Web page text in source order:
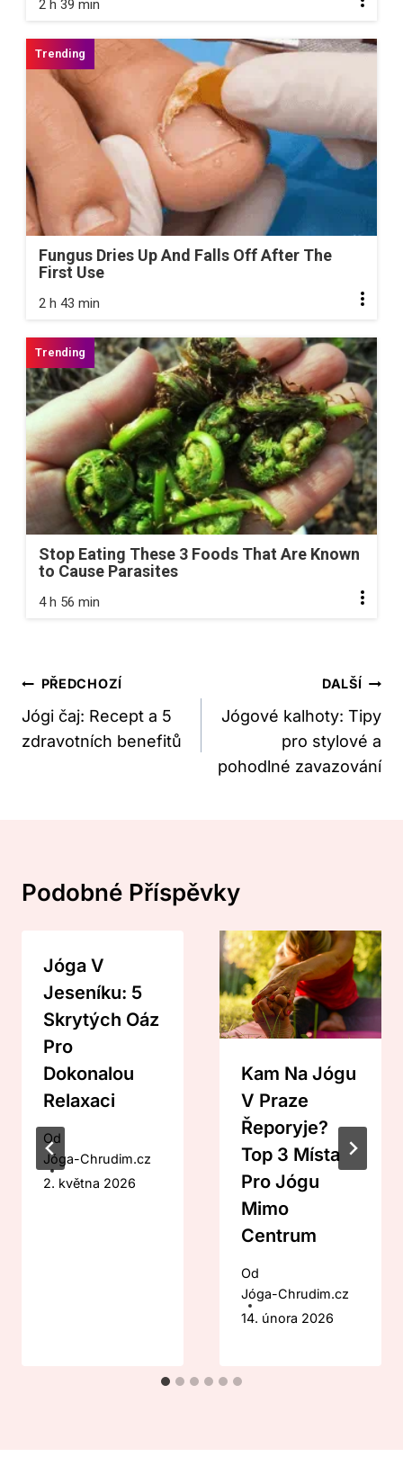
2 h 39 min
Fungus Dries Up And Falls Off After The
First Use
2 h 43 min
Stop Eating These 3 Foods That Are Known
to Cause Parasites
4 h 56 min
Navigace
Pro
Příspěvek
PŘEDCHOZÍ
Jógi čaj: Recept a 5
zdravotních benefitů
DALŠÍ
Jógové kalhoty: Tipy
pro stylové a
pohodlné zavazování
Podobné Příspěvky
Jóga V
Jeseníku: 5
Skrytých Oáz
Pro
Dokonalou
Relaxaci
Od
Jóga-Chrudim.cz
2. května 2026
Kam Na Jógu
V Praze
Řeporyje?
Top 3 Místa
Pro Jógu
Mimo
Centrum
Od
Jóga-Chrudim.cz
14. února 2026